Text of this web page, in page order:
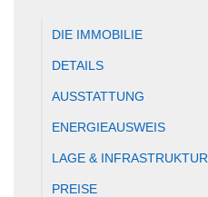
DIE IMMOBILIE
DETAILS
AUSSTATTUNG
ENERGIEAUSWEIS
LAGE & INFRASTRUKTUR
PREISE